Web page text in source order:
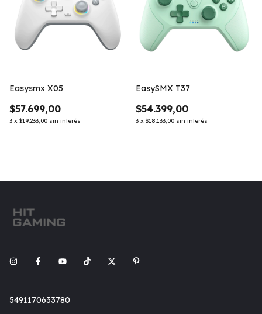
Easysmx X05
$57.699,00
3 x $19.233,00 sin interés
EasySMX T37
$54.399,00
3 x $18.133,00 sin interés
5491170633780